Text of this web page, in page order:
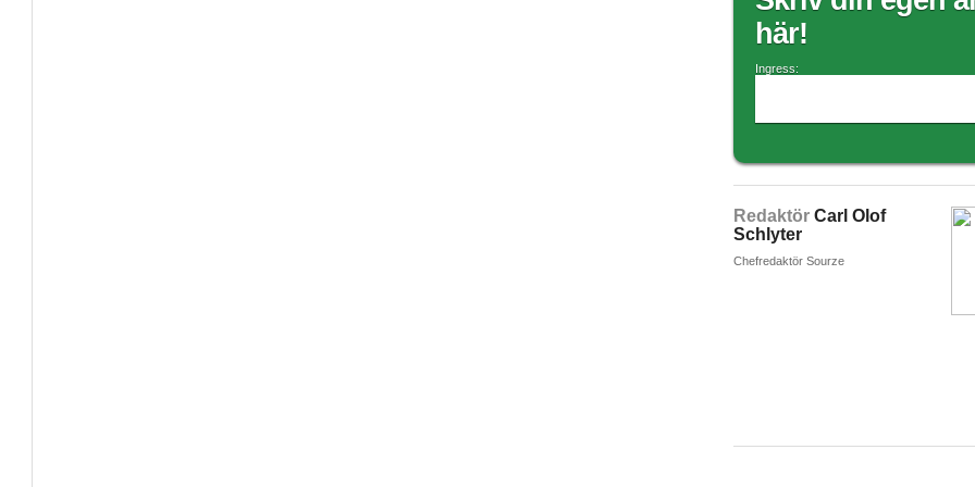
här!
Ingress:
Redaktör Carl Olof
Schlyter
Chefredaktör Sourze